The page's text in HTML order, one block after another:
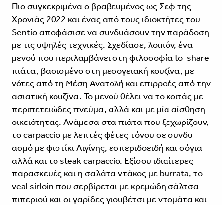
Πιο συγκεκριμένα ο βραβευ­μένος ως Σεφ της
Χρονιάς 2022 και ένας από τους ιδιοκτήτες του
Sentio αποφά­σισε να συνδυάσουν την παράδοση
με τις υψηλές τεχνικές. Σχεδίασε, λοιπόν, ένα
μενού που περιλαμβάνει στη φιλοσοφία to-share
πιάτα, βασισμένο στη μεσογειακή κουζίνα, με
νότες από τη Μέση Ανατολή και επιρροές από την
ασιατική κουζίνα. Το μενού θέλει να το κοιτάς με
περιπετειώδες πνεύμα, αλλά και με μία αίσθηση
οικειότη­τας. Ανάμεσα στα πιάτα που ξεχωρίζουν,
το carpaccio με λεπτές φέτες τόνου σε συνδυ­
ασμό με φιστίκι Αιγίνης, εσπεριδοειδή και σόγια
αλλά και το steak carpaccio. Εξίσου ιδιαίτερες
παρασκευές και η σαλάτα ντάκος με burrata, το
veal sirloin που σερβίρεται με κρεμώδη σάλτσα
πιπεριού και οι γαρίδες γιουβέτσι με ντομάτα και